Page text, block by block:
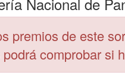
premios de este
comprobar si